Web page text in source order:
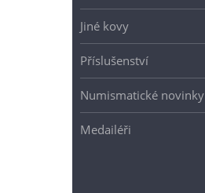
Jiné kovy
Příslušenství
Numismatické novinky
Medailéři